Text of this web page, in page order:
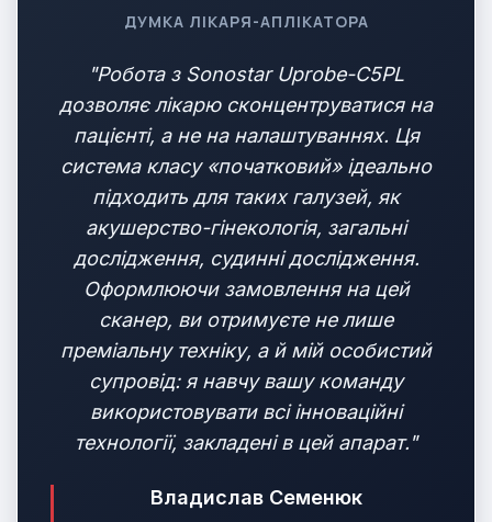
ДУМКА ЛІКАРЯ-АПЛІКАТОРА
"Робота з Sonostar Uprobe-C5PL
дозволяє лікарю сконцентруватися на
пацієнті, а не на налаштуваннях. Ця
система класу «початковий» ідеально
підходить для таких галузей, як
акушерство-гінекологія, загальні
дослідження, судинні дослідження.
Оформлюючи замовлення на цей
сканер, ви отримуєте не лише
преміальну техніку, а й мій особистий
супровід: я навчу вашу команду
використовувати всі інноваційні
технології, закладені в цей апарат."
Владислав Семенюк